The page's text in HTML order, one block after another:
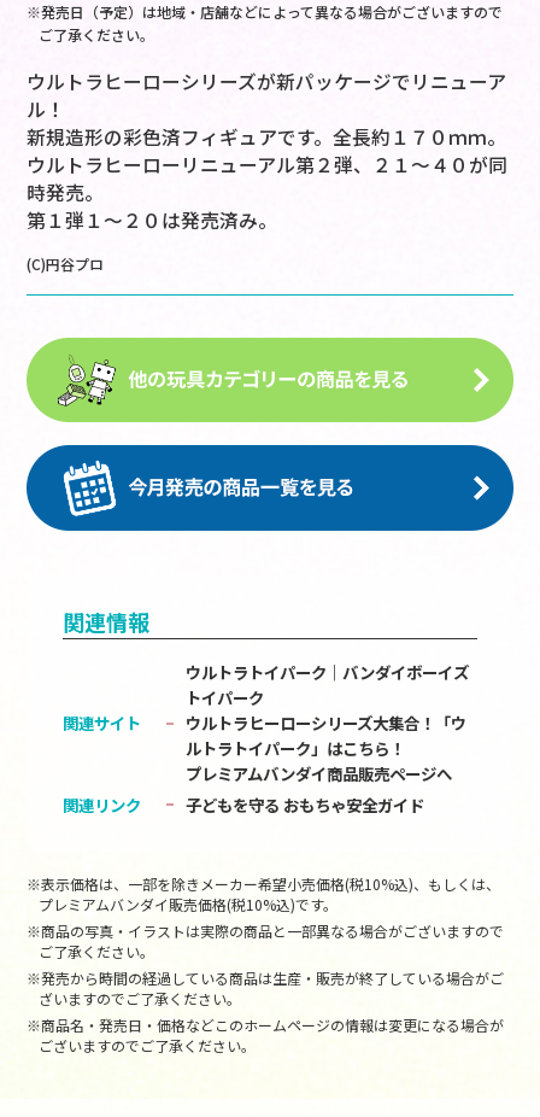
※発売日（予定）は地域・店舗などによって異なる場合がございますので
ご了承ください。
ウルトラヒーローシリーズが新パッケージでリニューア
ル！
新規造形の彩色済フィギュアです。全長約１７０ｍｍ。
ウルトラヒーローリニューアル第２弾、２１～４０が同
時発売。
第１弾１～２０は発売済み。
(C)円谷プロ
関連情報
関連サイト
ウルトラトイパーク｜バンダイボーイズ
トイパーク
ウルトラヒーローシリーズ大集合！「ウ
ルトラトイパーク」はこちら！
プレミアムバンダイ商品販売ページへ
関連リンク
子どもを守る おもちゃ安全ガイド
※表示価格は、一部を除きメーカー希望小売価格(税10%込)、もしくは、
プレミアムバンダイ販売価格(税10%込)です。
※商品の写真・イラストは実際の商品と一部異なる場合がございますので
ご了承ください。
※発売から時間の経過している商品は生産・販売が終了している場合がご
ざいますのでご了承ください。
※商品名・発売日・価格などこのホームページの情報は変更になる場合が
ございますのでご了承ください。